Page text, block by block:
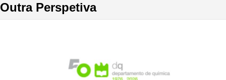
Outra Perspetiva